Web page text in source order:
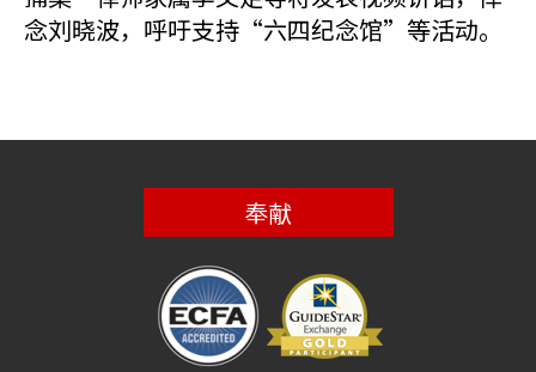
念刘晓波，呼吁支持“六四纪念馆”等活动。
奉献